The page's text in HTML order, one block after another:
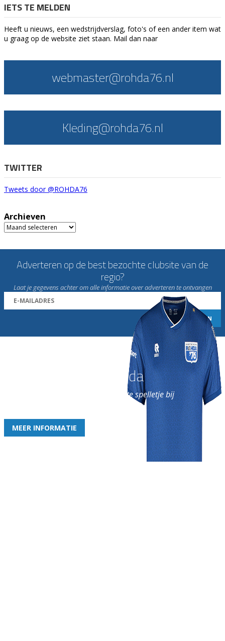
IETS TE MELDEN
Heeft u nieuws, een wedstrijdverslag, foto's of een ander item wat
u graag op de website ziet staan. Mail dan naar
webmaster@rohda76.nl
Kleding@rohda76.nl
TWITTER
Tweets door @ROHDA76
Archieven
Archieven
Adverteren op de best bezochte clubsite van de
regio?
Laat je gegevens achter om alle informatie over adverteren te ontvangen
Word nu lid van Rohda
en geniet iedere week van het leukste spelletje bij
MEER INFORMATIE